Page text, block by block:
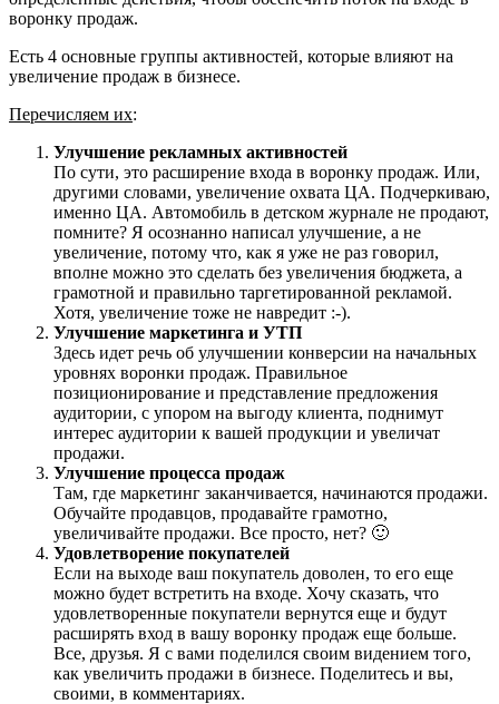
воронку продаж.
Есть 4 основные группы активностей, которые влияют на
увеличение продаж в бизнесе.
Перечисляем их:
Улучшение рекламных активностей
По сути, это расширение входа в воронку продаж. Или,
другими словами, увеличение охвата ЦА. Подчеркиваю,
именно ЦА. Автомобиль в детском журнале не продают,
помните? Я осознанно написал улучшение, а не
увеличение, потому что, как я уже не раз говорил,
вполне можно это сделать без увеличения бюджета, а
грамотной и правильно таргетированной рекламой.
Хотя, увеличение тоже не навредит :-).
Улучшение маркетинга и УТП
Здесь идет речь об улучшении конверсии на начальных
уровнях воронки продаж. Правильное
позиционирование и представление предложения
аудитории, с упором на выгоду клиента, поднимут
интерес аудитории к вашей продукции и увеличат
продажи.
Улучшение процесса продаж
Там, где маркетинг заканчивается, начинаются продажи.
Обучайте продавцов, продавайте грамотно,
увеличивайте продажи. Все просто, нет? 🙂
Удовлетворение покупателей
Если на выходе ваш покупатель доволен, то его еще
можно будет встретить на входе. Хочу сказать, что
удовлетворенные покупатели вернутся еще и будут
расширять вход в вашу воронку продаж еще больше.
Все, друзья. Я с вами поделился своим видением того,
как увеличить продажи в бизнесе. Поделитесь и вы,
своими, в комментариях.